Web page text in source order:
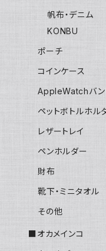
帆布・デニム
KONBU
ポーチ
コインケース
AppleWatchバン
ペットボトルホル
レザートレイ
ペンホルダー
財布
靴下・ミニタオル
その他
■オカメインコ